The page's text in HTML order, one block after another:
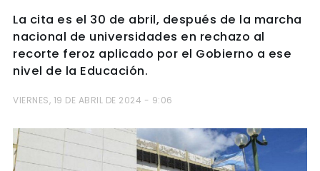
La cita es el 30 de abril, después de la marcha
nacional de universidades en rechazo al
recorte feroz aplicado por el Gobierno a ese
nivel de la Educación.
VIERNES, 19 DE ABRIL DE 2024 - 9:06